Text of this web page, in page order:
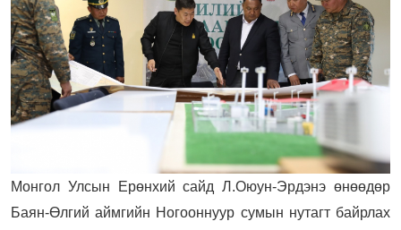
Монгол Улсын Ерөнхий сайд Л.Оюун-Эрдэнэ өнөөдөр
Баян-Өлгий аймгийн Ногооннуур сумын нутагт байрлах